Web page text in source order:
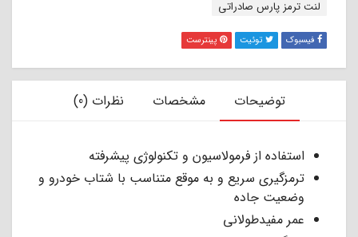
لنت ترمز پارس صادراتی
فیسبوک توئیت پینترست
توضیحات مشخصات نظرات (0)
استفاده از فرمولاسیون و تکنولوژی پیشرفته
ترمزگیری سریع و به موقع متناسب با شتاب خودرو و
وضعیت جاده
عمر مفیدطولانی